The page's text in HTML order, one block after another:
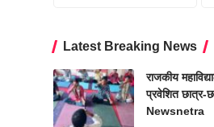
Latest Breaking News
राजकीय
प्रवेशित छात्र-
Newsnetra